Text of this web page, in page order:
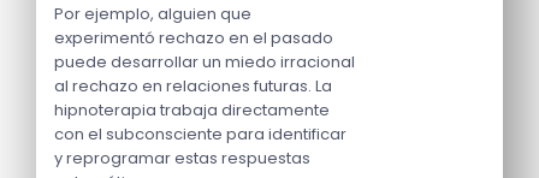
Por ejemplo, alguien que
experimentó rechazo en el pasado
puede desarrollar un miedo irracional
al rechazo en relaciones futuras. La
hipnoterapia trabaja directamente
con el subconsciente para identificar
y reprogramar estas respuestas